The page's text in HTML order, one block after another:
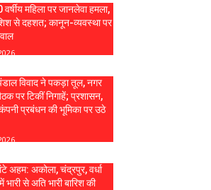
महिला पर जानलेवा हमला,
से दहशत; कानून-व्यवस्था पर
विवाद ने पकड़ा तूल, नगर
पर टिकीं निगाहें; प्रशासन,
प्रबंधन की भूमिका पर उठे
अहम: अकोला, चंद्रपुर, वर्धा
भारी से अति भारी बारिश की